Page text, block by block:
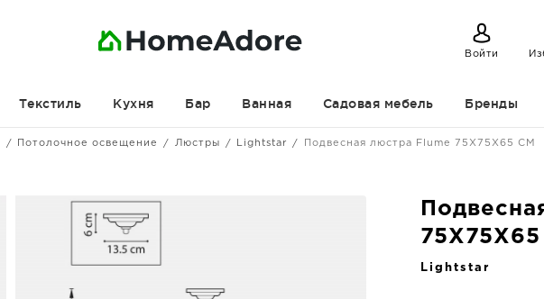
Войти
Текстиль Кухня Бар Ванная Садовая мебель Бренды
Потолочное освещение Люстры Lightstar Подвесная люстра Flume 75X75X65 CM
75X75X65
Lightstar